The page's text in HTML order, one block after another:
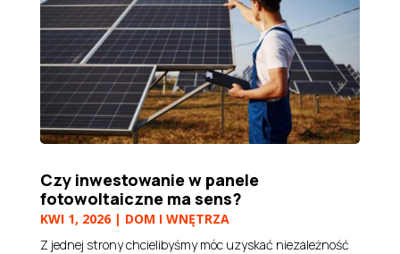
Czy inwestowanie w panele
fotowoltaiczne ma sens?
KWI 1, 2026| DOM I WNĘTRZA
Z jednej strony chcielibyśmy móc uzyskać niezależność